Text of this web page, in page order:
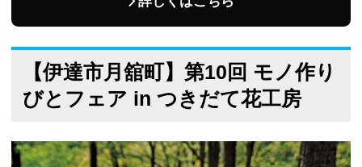
【伊達市月舘町】第10回 モノ作り
びとフェア in つきだて花工房